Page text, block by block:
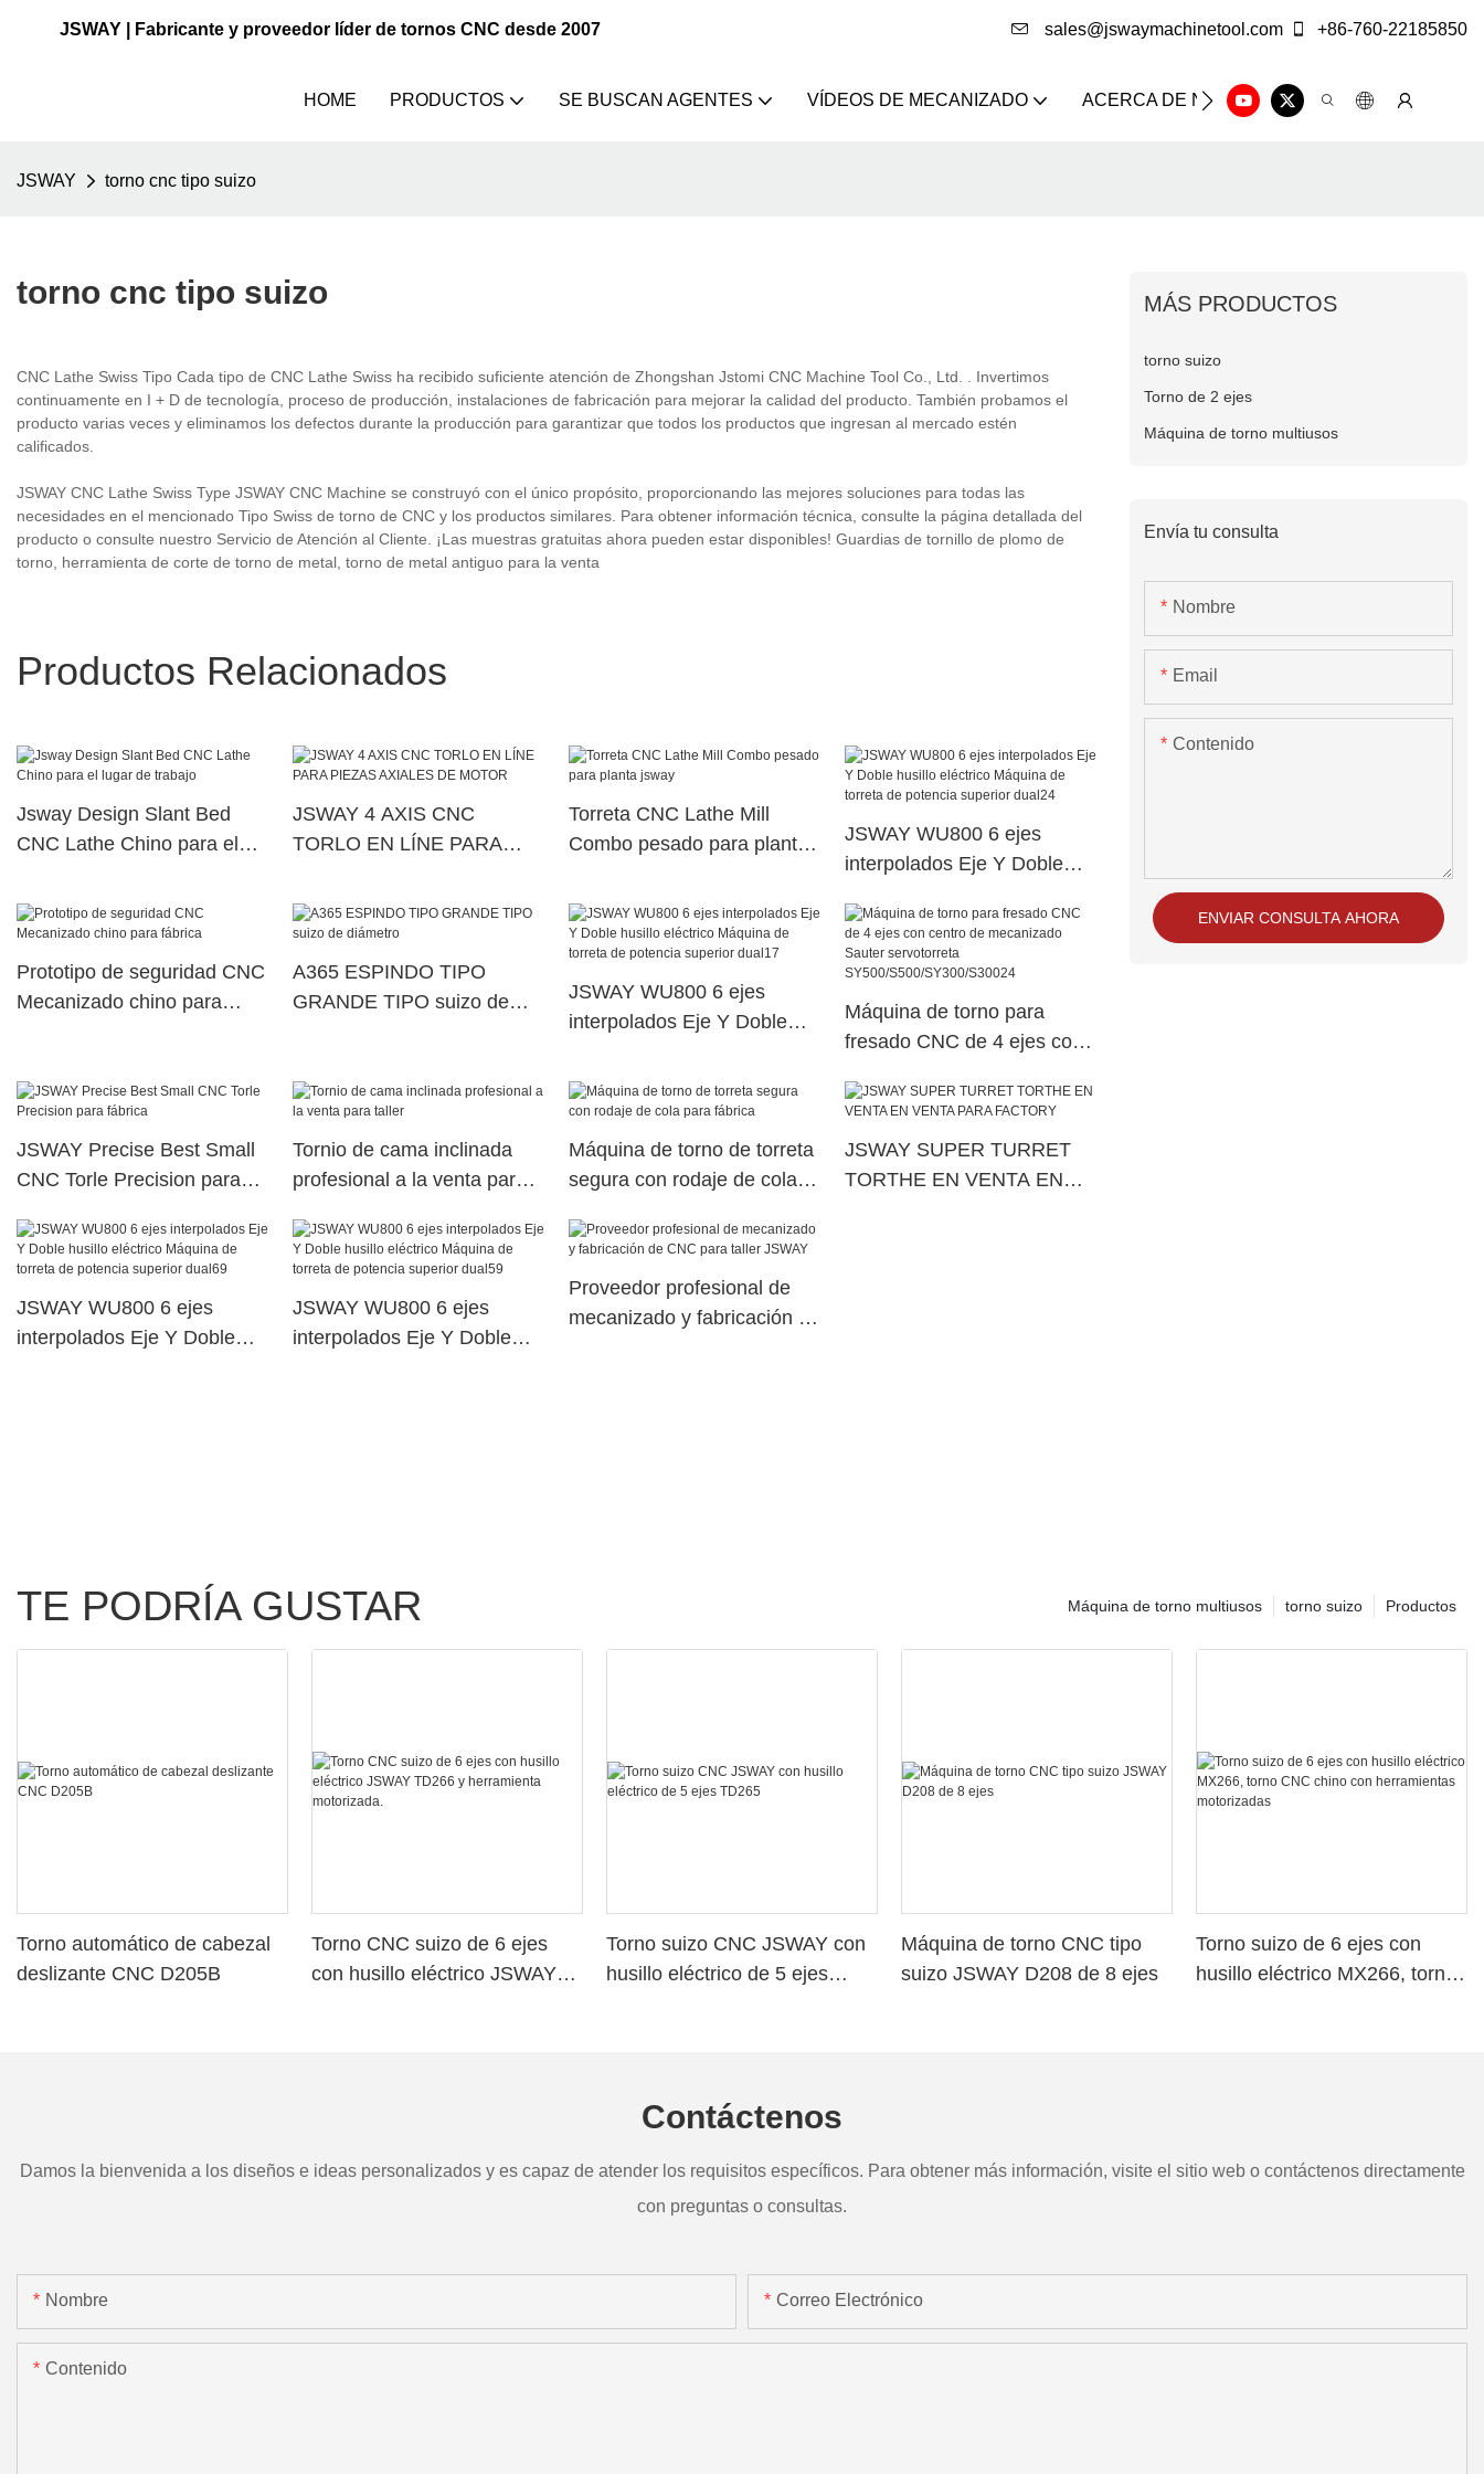
JSWAY | Fabricante y proveedor líder de tornos CNC desde 2007 sales@jswaymachinetool.com +86-760-22185850
HOME PRODUCTOS SE BUSCAN AGENTES VÍDEOS DE MECANIZADO ACERCA DE NOSOTROS SOLUCIÓN
JSWAY torno cnc tipo suizo
torno cnc tipo suizo
CNC Lathe Swiss Tipo Cada tipo de CNC Lathe Swiss ha recibido suficiente atención de Zhongshan Jstomi CNC Machine Tool Co., Ltd. . Invertimos
continuamente en I + D de tecnología, proceso de producción, instalaciones de fabricación para mejorar la calidad del producto. También probamos el
producto varias veces y eliminamos los defectos durante la producción para garantizar que todos los productos que ingresan al mercado estén
calificados.
JSWAY CNC Lathe Swiss Type JSWAY CNC Machine se construyó con el único propósito, proporcionando las mejores soluciones para todas las
necesidades en el mencionado Tipo Swiss de torno de CNC y los productos similares. Para obtener información técnica, consulte la página detallada del
producto o consulte nuestro Servicio de Atención al Cliente. ¡Las muestras gratuitas ahora pueden estar disponibles! Guardias de tornillo de plomo de
torno, herramienta de corte de torno de metal, torno de metal antiguo para la venta
Productos Relacionados
Jsway Design Slant Bed
CNC Lathe Chino para el
JSWAY 4 AXIS CNC
TORLO EN LÍNE PARA
MOTOR
Torreta CNC Lathe Mill
Combo pesado para planta
JSWAY WU800 6 ejes
interpolados Eje Y Doble
torreta de potencia superior
dual24
Prototipo de seguridad CNC
Mecanizado chino para
A365 ESPINDO TIPO
GRANDE TIPO suizo de
JSWAY WU800 6 ejes
interpolados Eje Y Doble
torreta de potencia superior
dual17
Máquina de torno para
fresado CNC de 4 ejes con
Sauter servotorreta
JSWAY Precise Best Small
CNC Torle Precision para
Tornio de cama inclinada
profesional a la venta para
Máquina de torno de torreta
segura con rodaje de cola
JSWAY SUPER TURRET
TORTHE EN VENTA EN
JSWAY WU800 6 ejes
interpolados Eje Y Doble
JSWAY WU800 6 ejes
interpolados Eje Y Doble
Proveedor profesional de
mecanizado y fabricación de
MÁS PRODUCTOS
torno suizo
Torno de 2 ejes
Máquina de torno multiusos
Envía tu consulta
Nombre
Email
Contenido
ENVIAR CONSULTA AHORA
TE PODRÍA GUSTAR Productos
torno suizo
Máquina de torno multiusos
Torno automático de cabezal
deslizante CNC D205B
Torno CNC suizo de 6 ejes
con husillo eléctrico JSWAY
Torno suizo CNC JSWAY con
husillo eléctrico de 5 ejes
Máquina de torno CNC tipo
suizo JSWAY D208 de 8 ejes
Torno suizo de 6 ejes con
husillo eléctrico MX266, torno
Contáctenos
Damos la bienvenida a los diseños e ideas personalizados y es capaz de atender los requisitos específicos. Para obtener más información, visite el sitio web o contáctenos directamente
con preguntas o consultas.
Nombre Correo Electrónico
Contenido